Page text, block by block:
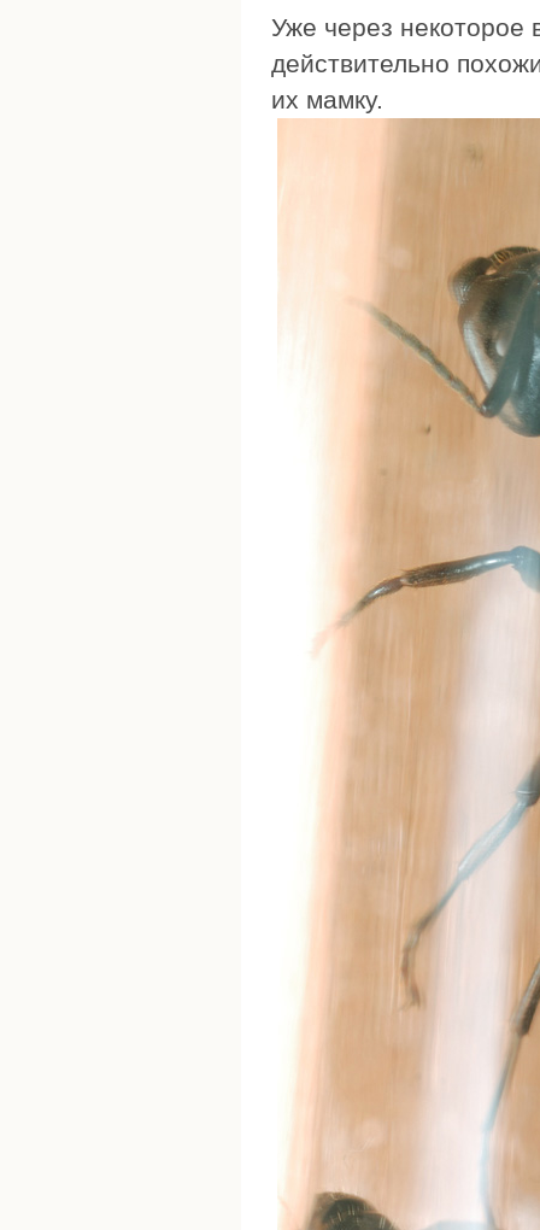
Уже через некоторое
действительно
их мамку.